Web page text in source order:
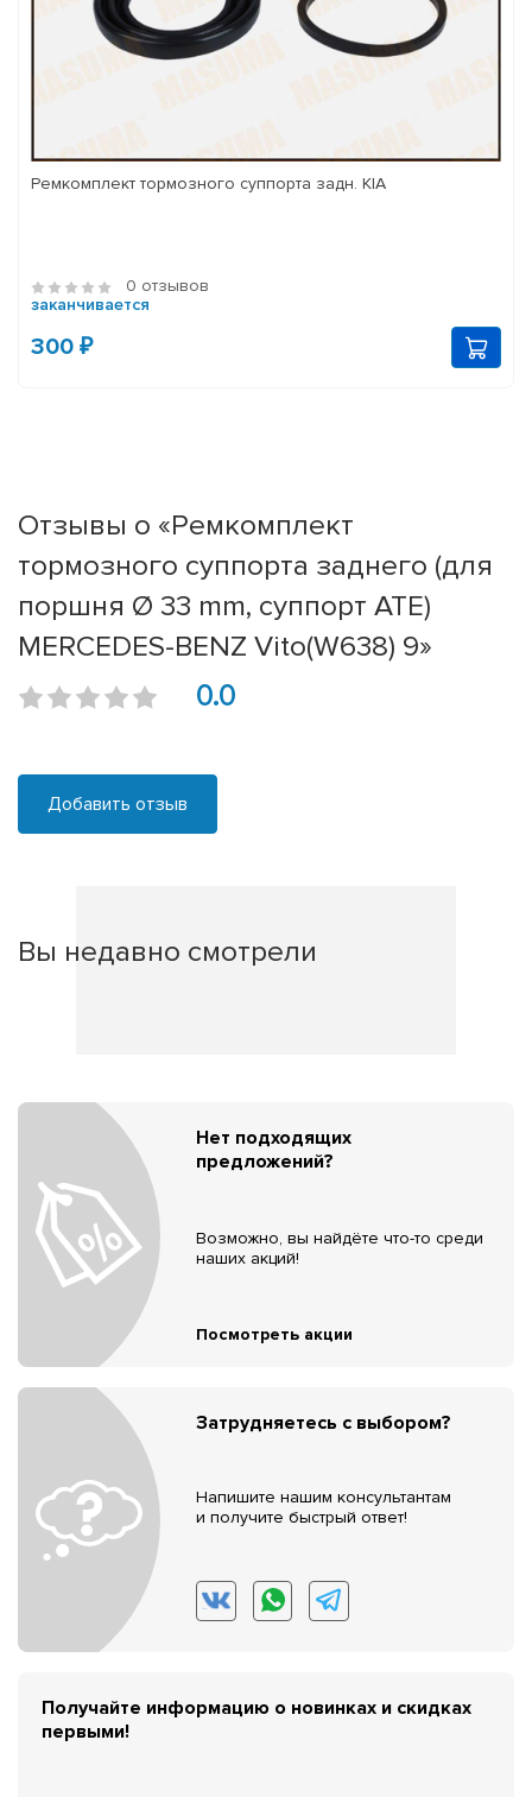
Ремкомплект тормозного суппорта задн. KIA
0 отзывов
заканчивается
300 ₽
Отзывы о «Ремкомплект
тормозного суппорта заднего (для
поршня Ø 33 mm, суппорт ATE)
MERCEDES-BENZ Vito(W638) 9»
0.0
Добавить отзыв
Вы недавно смотрели
Нет подходящих
предложений?
Возможно, вы найдёте что-то среди
наших акций!
Посмотреть акции
Затрудняетесь с выбором?
Напишите нашим консультантам
и получите быстрый ответ!
Получайте информацию о новинках и скидках
первыми!